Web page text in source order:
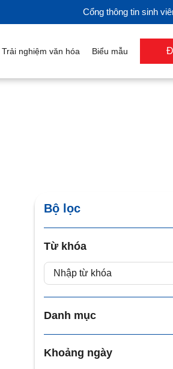
Cổng thông tin sinh
Trải nghiệm văn hóa Biểu mẫu
Bộ lọc
Từ khóa
Danh mục
Khoảng ngày